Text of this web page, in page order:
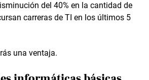
del 40% en la cantidad de
carreras de TI en los últimos 5
una ventaja.